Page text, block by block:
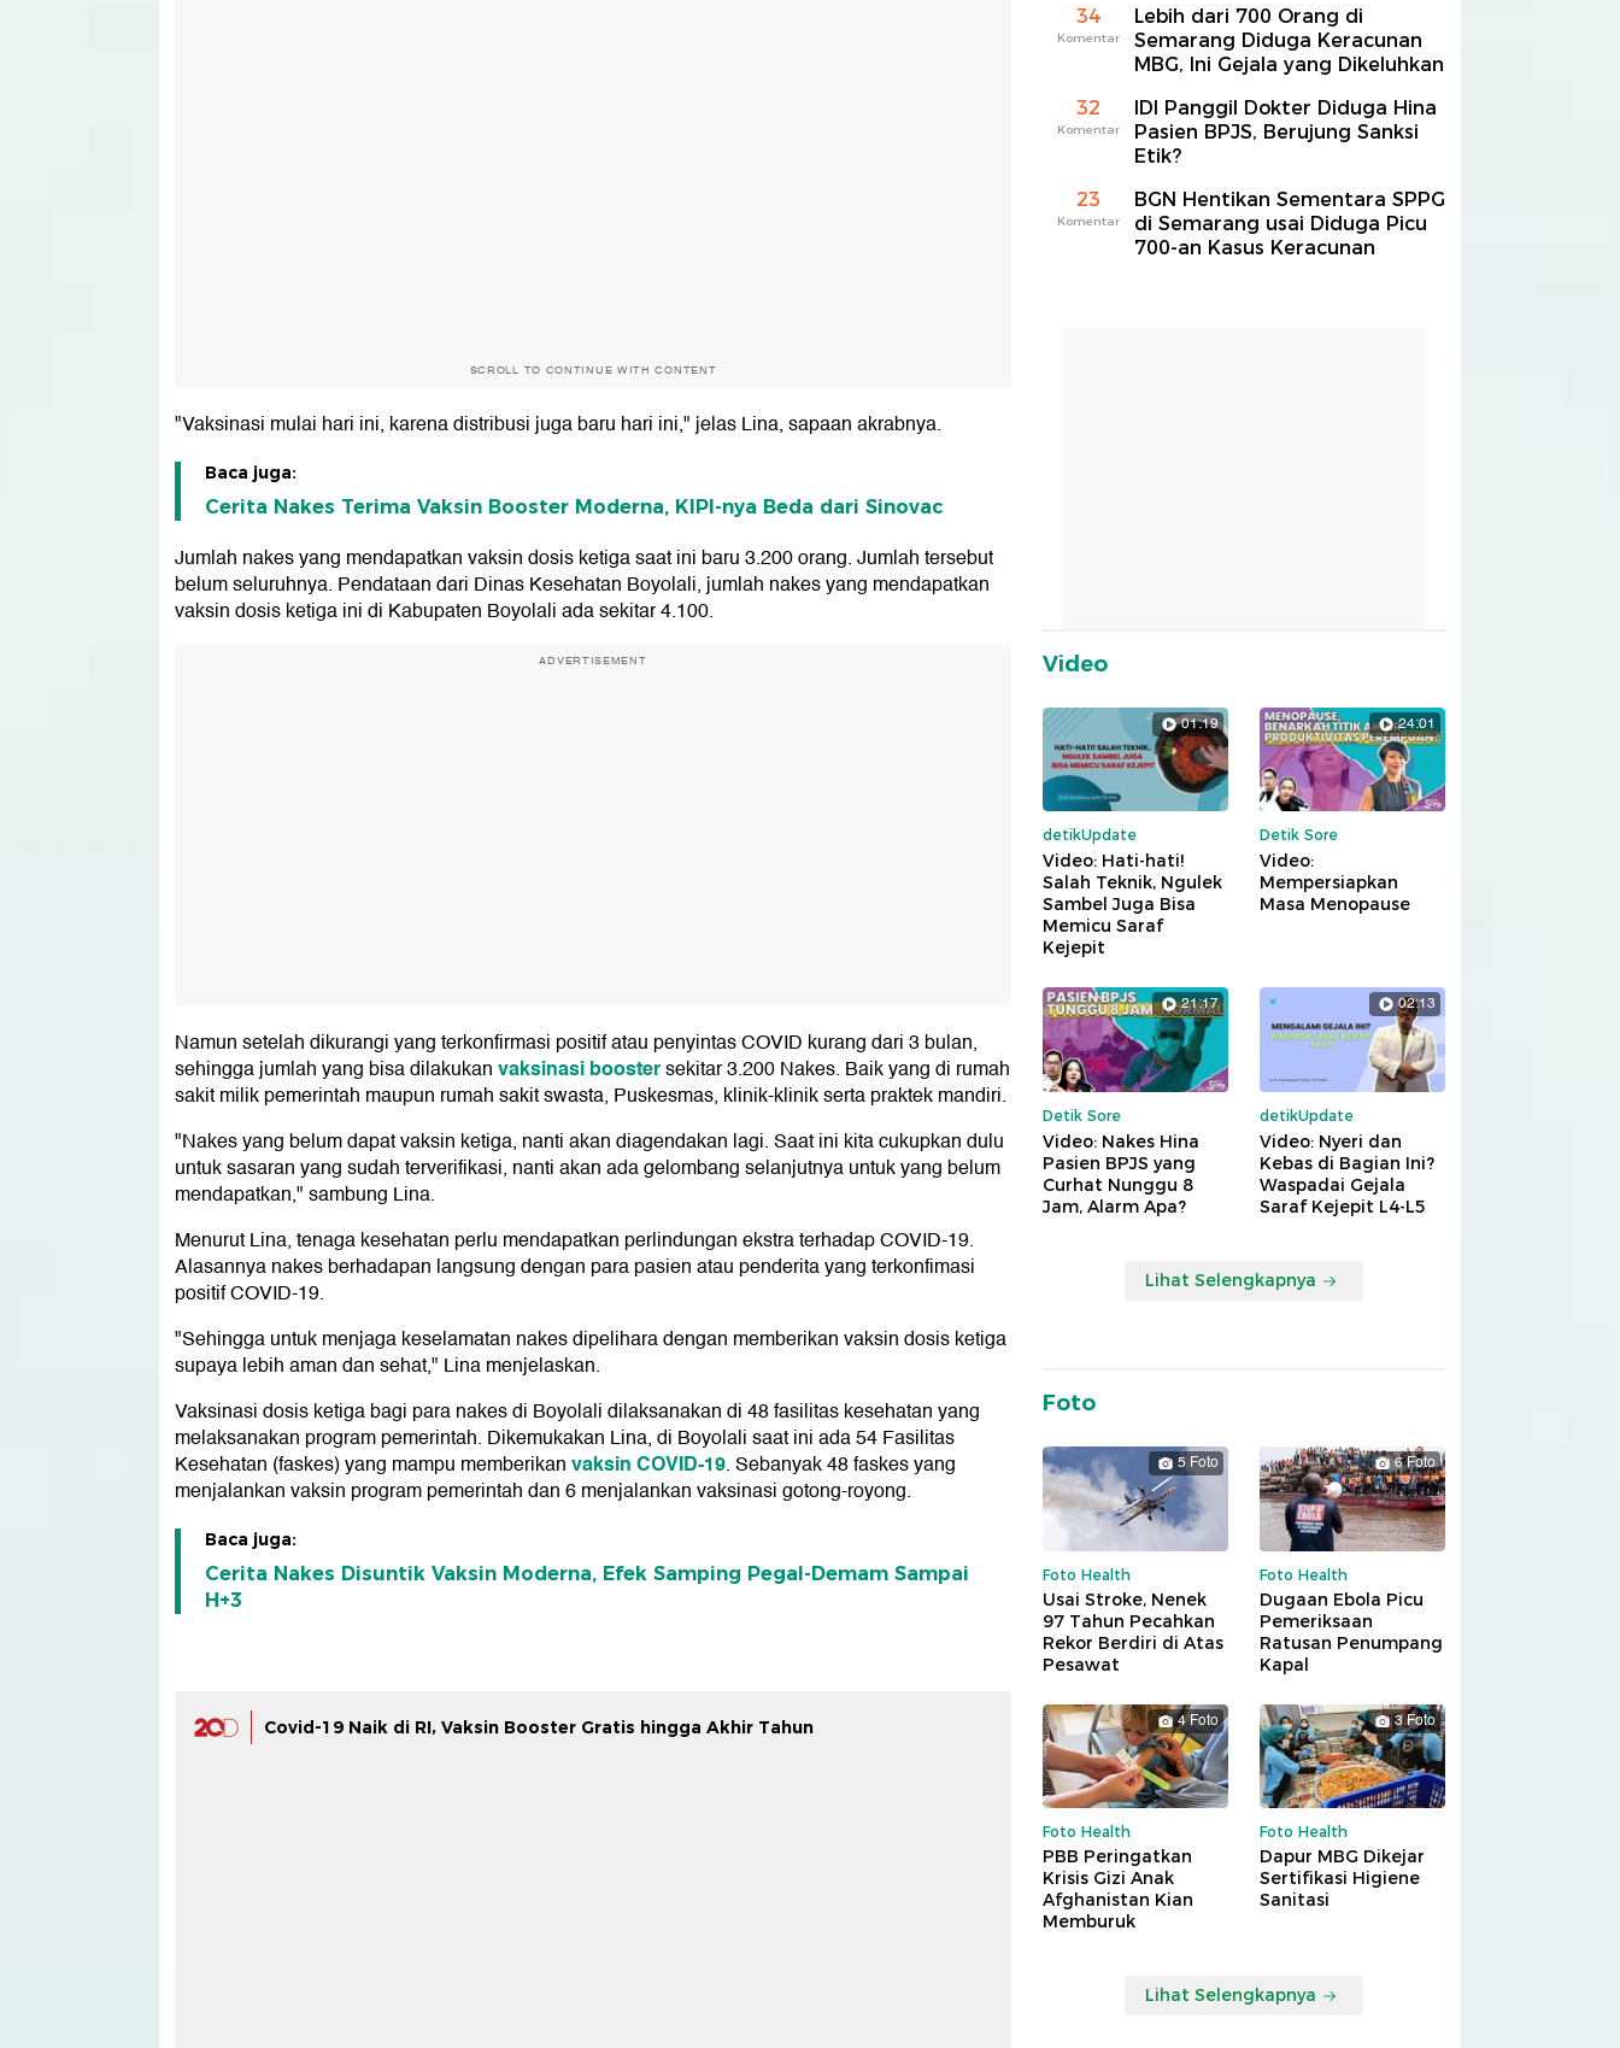
SCROLL TO CONTINUE WITH CONTENT
"Vaksinasi mulai hari ini, karena distribusi juga baru hari ini," jelas Lina, sapaan akrabnya.
Baca juga:
Cerita Nakes Terima Vaksin Booster Moderna, KIPI-nya Beda dari Sinovac
Jumlah nakes yang mendapatkan vaksin dosis ketiga saat ini baru 3.200 orang. Jumlah tersebut
belum seluruhnya. Pendataan dari Dinas Kesehatan Boyolali, jumlah nakes yang mendapatkan
vaksin dosis ketiga ini di Kabupaten Boyolali ada sekitar 4.100.
ADVERTISEMENT
Namun setelah dikurangi yang terkonfirmasi positif atau penyintas COVID kurang dari 3 bulan,
sehingga jumlah yang bisa dilakukanvaksinasi boostersekitar 3.200 Nakes. Baik yang di rumah
sakit milik pemerintah maupun rumah sakit swasta, Puskesmas, klinik-klinik serta praktek mandiri.
"Nakes yang belum dapat vaksin ketiga, nanti akan diagendakan lagi. Saat ini kita cukupkan dulu
untuk sasaran yang sudah terverifikasi, nanti akan ada gelombang selanjutnya untuk yang belum
mendapatkan," sambung Lina.
Menurut Lina, tenaga kesehatan perlu mendapatkan perlindungan ekstra terhadap COVID-19.
Alasannya nakes berhadapan langsung dengan para pasien atau penderita yang terkonfimasi
positif COVID-19.
"Sehingga untuk menjaga keselamatan nakes dipelihara dengan memberikan vaksin dosis ketiga
supaya lebih aman dan sehat," Lina menjelaskan.
Vaksinasi dosis ketiga bagi para nakes di Boyolali dilaksanakan di 48 fasilitas kesehatan yang
melaksanakan program pemerintah. Dikemukakan Lina, di Boyolali saat ini ada 54 Fasilitas
Kesehatan (faskes) yang mampu memberikanvaksin COVID-19. Sebanyak 48 faskes yang
menjalankan vaksin program pemerintah dan 6 menjalankan vaksinasi gotong-royong.
Baca juga:
Cerita Nakes Disuntik Vaksin Moderna, Efek Samping Pegal-Demam Sampai
H+3
Covid-19 Naik di RI, Vaksin Booster Gratis hingga Akhir Tahun
34
Komentar
Lebih dari 700 Orang di
Semarang Diduga Keracunan
MBG, Ini Gejala yang Dikeluhkan
32
Komentar
IDI Panggil Dokter Diduga Hina
Pasien BPJS, Berujung Sanksi
Etik?
23
Komentar
BGN Hentikan Sementara SPPG
di Semarang usai Diduga Picu
700-an Kasus Keracunan
Video
01:19
detikUpdate
Video: Hati-hati!
Salah Teknik, Ngulek
Sambel Juga Bisa
Memicu Saraf
Kejepit
24:01
Detik Sore
Video:
Mempersiapkan
Masa Menopause
21:17
Detik Sore
Video: Nakes Hina
Pasien BPJS yang
Curhat Nunggu 8
Jam, Alarm Apa?
02:13
detikUpdate
Video: Nyeri dan
Kebas di Bagian Ini?
Waspadai Gejala
Saraf Kejepit L4-L5
Lihat Selengkapnya
Foto
5 Foto
Foto Health
Usai Stroke, Nenek
97 Tahun Pecahkan
Rekor Berdiri di Atas
Pesawat
6 Foto
Foto Health
Dugaan Ebola Picu
Pemeriksaan
Ratusan Penumpang
Kapal
4 Foto
Foto Health
PBB Peringatkan
Krisis Gizi Anak
Afghanistan Kian
Memburuk
3 Foto
Foto Health
Dapur MBG Dikejar
Sertifikasi Higiene
Sanitasi
Lihat Selengkapnya